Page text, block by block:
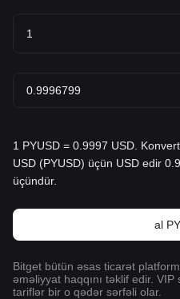
1 PYUSD = 0.9997 USD.
USD (PYUSD) üçün USD edir
üçündür.
al
Bitget bütün əsas ticarət
əməliyyat haqqını təklif edir.
tariflər bir o qədər sərfəli olar.